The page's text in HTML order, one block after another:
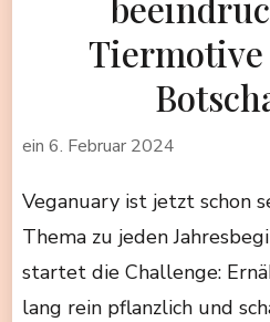
ein 6. Februar 2024
Veganuary ist jetzt schon
Thema zu jeden
startet die Challenge:
lang rein pflanzlich und